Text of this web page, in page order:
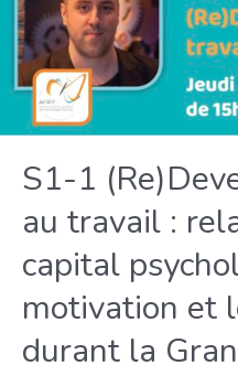
dispositif
d’accompagnement
favoriser
bien-
être
réussite
apprenants
S1-1
au travail :
capital
motivation et
durant la